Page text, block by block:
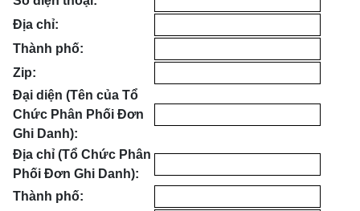
Địa chỉ:
Thành phố:
Zip:
Đại diện (Tên của Tổ
Chức Phân Phối Đơn
Ghi Danh):
Địa chỉ (Tổ Chức Phân
Phối Đơn Ghi Danh):
Thành phố: